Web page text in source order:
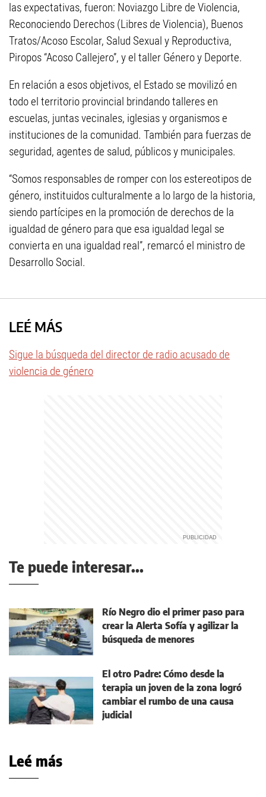
las expectativas, fueron: Noviazgo Libre de Violencia,
Reconociendo Derechos (Libres de Violencia), Buenos
Tratos/Acoso Escolar, Salud Sexual y Reproductiva,
Piropos “Acoso Callejero”, y el taller Género y Deporte.
En relación a esos objetivos, el Estado se movilizó en
todo el territorio provincial brindando talleres en
escuelas, juntas vecinales, iglesias y organismos e
instituciones de la comunidad. También para fuerzas de
seguridad, agentes de salud, públicos y municipales.
“Somos responsables de romper con los estereotipos de
género, instituidos culturalmente a lo largo de la historia,
siendo partícipes en la promoción de derechos de la
igualdad de género para que esa igualdad legal se
convierta en una igualdad real”, remarcó el ministro de
Desarrollo Social.
LEÉ MÁS
Sigue la búsqueda del director de radio acusado de
violencia de género
Te puede interesar...
Río Negro dio el primer paso para
crear la Alerta Sofía y agilizar la
búsqueda de menores
El otro Padre: Cómo desde la
terapia un joven de la zona logró
cambiar el rumbo de una causa
judicial
Leé más